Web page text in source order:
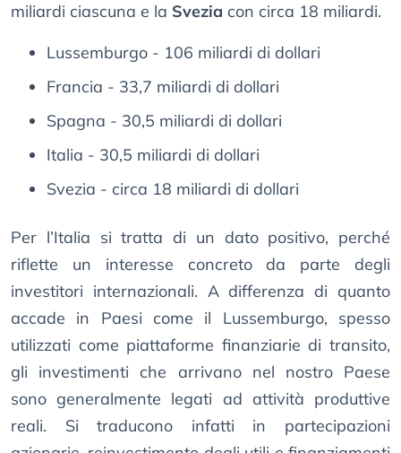
miliardi ciascuna e la Svezia con circa 18 miliardi.
Lussemburgo - 106 miliardi di dollari
Francia - 33,7 miliardi di dollari
Spagna - 30,5 miliardi di dollari
Italia - 30,5 miliardi di dollari
Svezia - circa 18 miliardi di dollari
Per l’Italia si tratta di un dato positivo, perché
riflette un interesse concreto da parte degli
investitori internazionali. A differenza di quanto
accade in Paesi come il Lussemburgo, spesso
utilizzati come piattaforme finanziarie di transito,
gli investimenti che arrivano nel nostro Paese
sono generalmente legati ad attività produttive
reali. Si traducono infatti in partecipazioni